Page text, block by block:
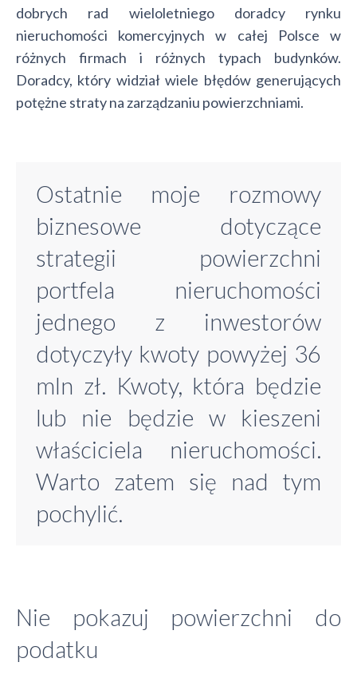
dobrych rad wieloletniego doradcy rynku
nieruchomości komercyjnych w całej Polsce w
różnych firmach i różnych typach budynków.
Doradcy, który widział wiele błędów generujących
potężne straty na zarządzaniu powierzchniami.
Ostatnie moje rozmowy
biznesowe dotyczące
strategii powierzchni
portfela nieruchomości
jednego z inwestorów
dotyczyły kwoty powyżej 36
mln zł. Kwoty, która będzie
lub nie będzie w kieszeni
właściciela nieruchomości.
Warto zatem się nad tym
pochylić.
Nie pokazuj powierzchni do
podatku